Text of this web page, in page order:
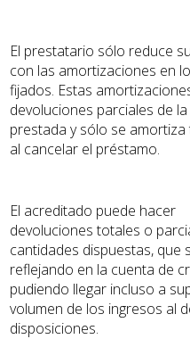
El prestatario sólo reduce
con las amortizaciones en
fijados. Estas
devoluciones parciales de
prestada y sólo se
al cancelar el préstamo.
El acreditado puede hacer
devoluciones totales o
cantidades dispuestas, que
reflejando en la cuenta de
pudiendo llegar incluso a
volumen de los ingresos al
disposiciones.